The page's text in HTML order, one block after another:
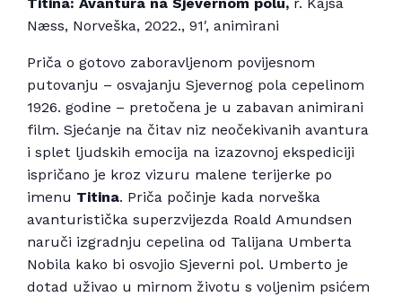
Næss, Norveška, 2022., 91′, animirani
Priča o gotovo zaboravljenom povijesnom
putovanju – osvajanju Sjevernog pola cepelinom
1926. godine – pretočena je u zabavan animirani
film. Sjećanje na čitav niz neočekivanih avantura
i splet ljudskih emocija na izazovnoj ekspediciji
ispričano je kroz vizuru malene terijerke po
imenu Titina. Priča počinje kada norveška
avanturistička superzvijezda Roald Amundsen
naruči izgradnju cepelina od Talijana Umberta
Nobila kako bi osvojio Sjeverni pol. Umberto je
dotad uživao u mirnom životu s voljenim psićem